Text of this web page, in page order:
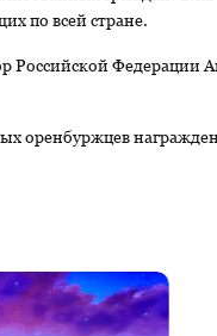
по всей стране.
Федерации
оренбуржцев